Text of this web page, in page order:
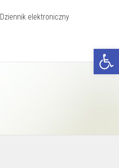
Otwórz
Dziennik elektroniczny